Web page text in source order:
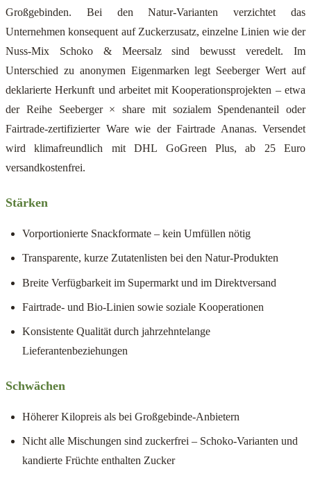
Großgebinden. Bei den Natur-Varianten verzichtet das
Unternehmen konsequent auf Zuckerzusatz, einzelne Linien wie der
Nuss-Mix Schoko & Meersalz sind bewusst veredelt. Im
Unterschied zu anonymen Eigenmarken legt Seeberger Wert auf
deklarierte Herkunft und arbeitet mit Kooperationsprojekten – etwa
der Reihe Seeberger × share mit sozialem Spendenanteil oder
Fairtrade-zertifizierter Ware wie der Fairtrade Ananas. Versendet
wird klimafreundlich mit DHL GoGreen Plus, ab 25 Euro
versandkostenfrei.
Stärken
Vorportionierte Snackformate – kein Umfüllen nötig
Transparente, kurze Zutatenlisten bei den Natur-Produkten
Breite Verfügbarkeit im Supermarkt und im Direktversand
Fairtrade- und Bio-Linien sowie soziale Kooperationen
Konsistente Qualität durch jahrzehntelange
Lieferantenbeziehungen
Schwächen
Höherer Kilopreis als bei Großgebinde-Anbietern
Nicht alle Mischungen sind zuckerfrei – Schoko-Varianten und
kandierte Früchte enthalten Zucker